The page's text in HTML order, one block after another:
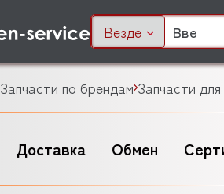
Везде
Запчасти по брендам Запчасти
Доставка Обмен